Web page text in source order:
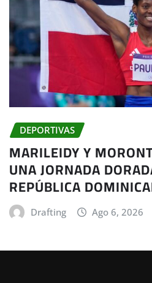
DEPORTIVAS
MARILEIDY Y
UNA JORNADA
REPÚBLICA
Drafting Ago 6, 2026